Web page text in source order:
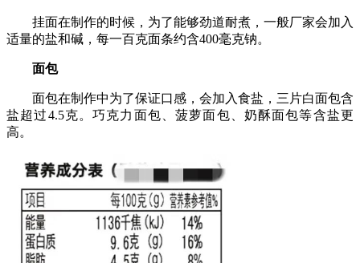
挂面在制作的时候，为了能够劲道耐煮，一般厂家会加入
适量的盐和碱，每一百克面条约含400毫克钠。
面包
面包在制作中为了保证口感，会加入食盐，三片白面包含
盐超过4.5克。巧克力面包、菠萝面包、奶酥面包等含盐更
高。